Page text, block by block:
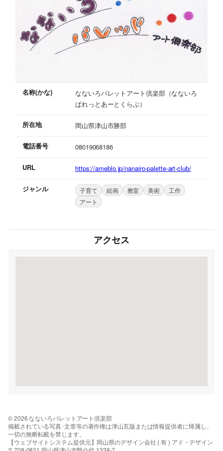
名称(かな)
なないろパレットアート倶楽部（なないろ
ぱれっとあーとくらぶ）
所在地 岡山県津山市勝部
電話番号 08019068186
URL https://ameblo.jp/nanairo-palette-art-club/
ジャンル 子育て 絵画 教室 美術
工作
アート
アクセス
© 2026 なないろパレットアート倶楽部
掲載されている写真･文章等の著作権は津山瓦版または情報提供者に帰属し、
一切の無断転載を禁じます。
【ウェブサイトシステム提供元】岡山県のデザイン会社 ( 有 ) アド・デザイン